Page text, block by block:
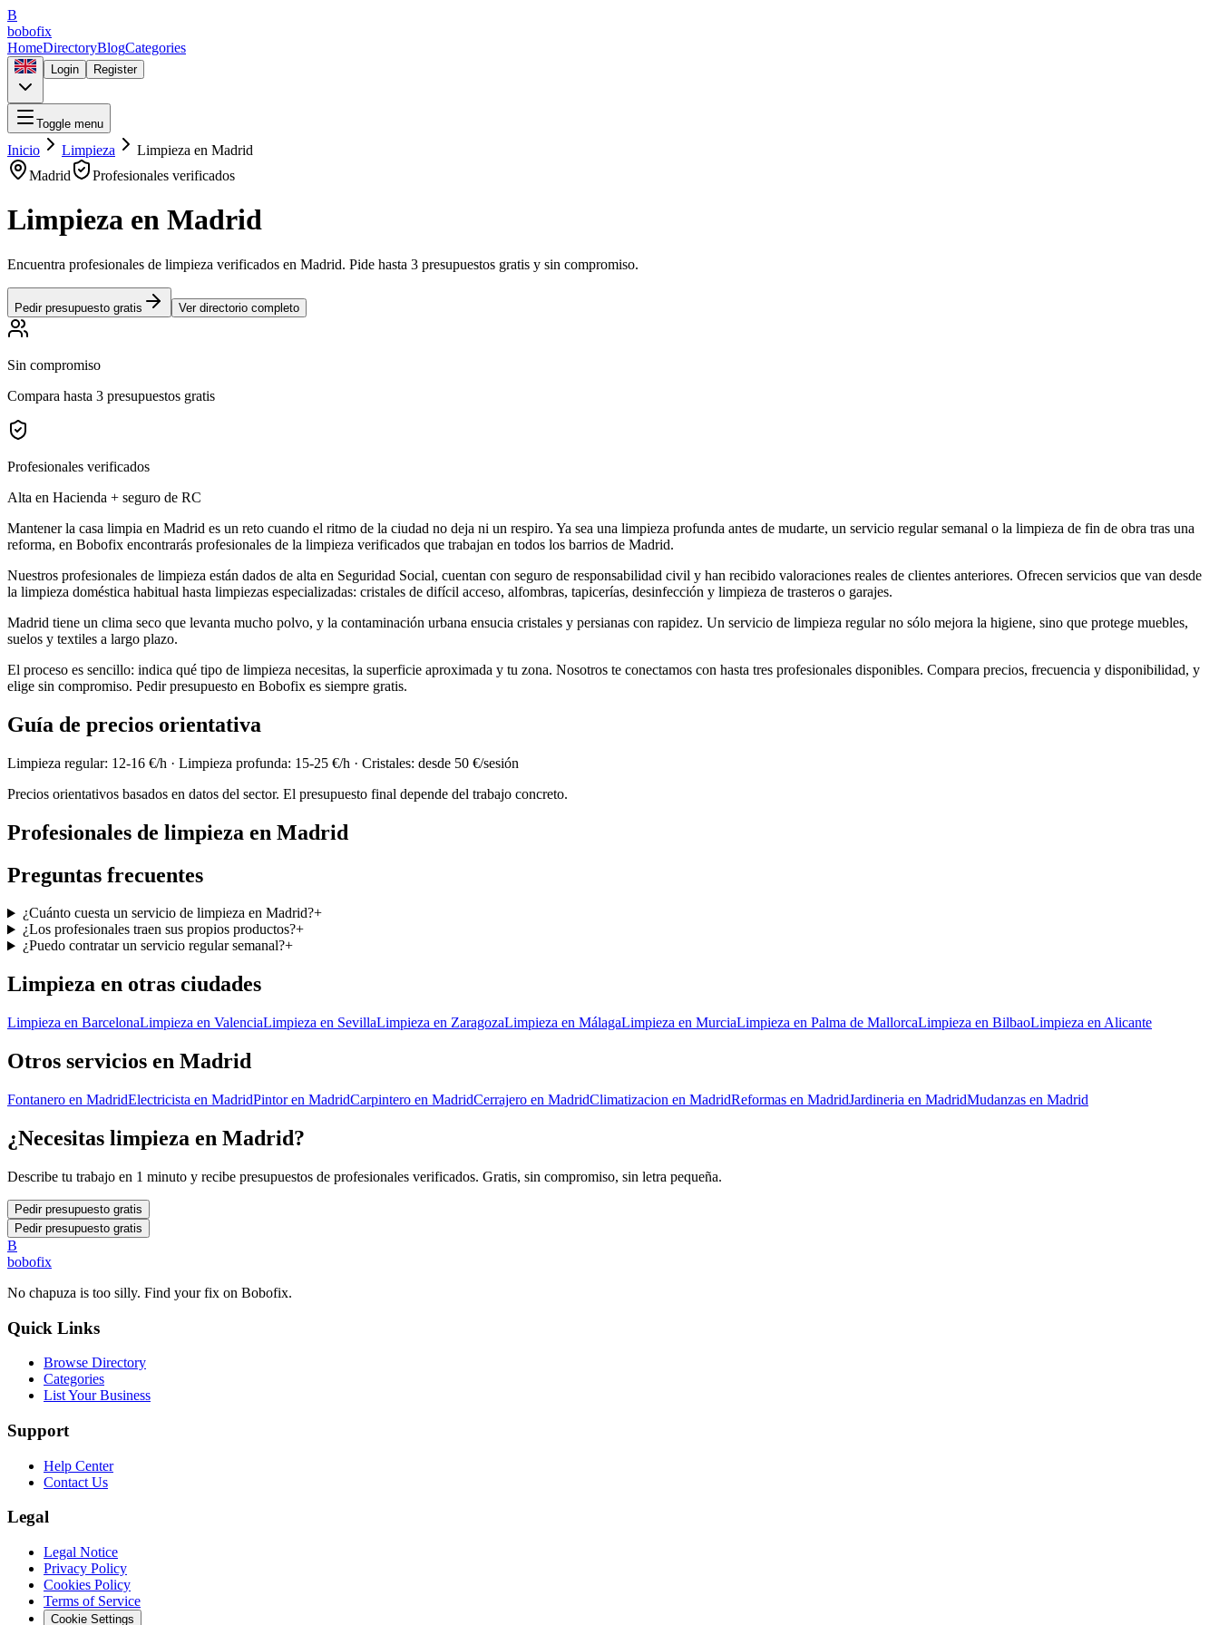
B
bobofix
HomeDirectoryBlogCategories
Login Register
Toggle menu
Inicio Limpieza Limpieza en Madrid
Madrid
Profesionales verificados
Limpieza en Madrid
Encuentra profesionales de limpieza verificados en Madrid. Pide hasta 3 presupuestos gratis y sin compromiso.
Pedir presupuesto gratis Ver directorio completo
Sin compromiso
Compara hasta 3 presupuestos gratis
Profesionales verificados
Alta en Hacienda + seguro de RC
Mantener la casa limpia en Madrid es un reto cuando el ritmo de la ciudad no deja ni un respiro. Ya sea una limpieza profunda antes de mudarte, un servicio regular semanal o la limpieza de fin de obra tras una
reforma, en Bobofix encontrarás profesionales de la limpieza verificados que trabajan en todos los barrios de Madrid.
Nuestros profesionales de limpieza están dados de alta en Seguridad Social, cuentan con seguro de responsabilidad civil y han recibido valoraciones reales de clientes anteriores. Ofrecen servicios que van desde
la limpieza doméstica habitual hasta limpiezas especializadas: cristales de difícil acceso, alfombras, tapicerías, desinfección y limpieza de trasteros o garajes.
Madrid tiene un clima seco que levanta mucho polvo, y la contaminación urbana ensucia cristales y persianas con rapidez. Un servicio de limpieza regular no sólo mejora la higiene, sino que protege muebles,
suelos y textiles a largo plazo.
El proceso es sencillo: indica qué tipo de limpieza necesitas, la superficie aproximada y tu zona. Nosotros te conectamos con hasta tres profesionales disponibles. Compara precios, frecuencia y disponibilidad, y
elige sin compromiso. Pedir presupuesto en Bobofix es siempre gratis.
Guía de precios orientativa
Limpieza regular: 12-16 €/h · Limpieza profunda: 15-25 €/h · Cristales: desde 50 €/sesión
Precios orientativos basados en datos del sector. El presupuesto final depende del trabajo concreto.
Profesionales de limpieza en Madrid
Preguntas frecuentes
¿Cuánto cuesta un servicio de limpieza en Madrid?+
¿Los profesionales traen sus propios productos?+
¿Puedo contratar un servicio regular semanal?+
Limpieza en otras ciudades
Limpieza en BarcelonaLimpieza en ValenciaLimpieza en SevillaLimpieza en ZaragozaLimpieza en MálagaLimpieza en MurciaLimpieza en Palma de MallorcaLimpieza en BilbaoLimpieza en Alicante
Otros servicios en Madrid
Fontanero en MadridElectricista en MadridPintoren MadridCarpintero en MadridCerrajero en MadridClimatizacion en MadridReformas en MadridJardineria en MadridMudanzas en Madrid
¿Necesitas limpieza en Madrid?
Describe tu trabajo en 1 minuto y recibe presupuestos de profesionales verificados. Gratis, sin compromiso, sin letra pequeña.
Pedir presupuesto gratis
Pedir presupuesto gratis
B
bobofix
No chapuza is too silly. Find your fix on Bobofix.
Quick Links
Browse Directory
Categories
List Your Business
Support
Help Center
Contact Us
Legal
Legal Notice
Privacy Policy
Cookies Policy
Terms of Service
Cookie Settings